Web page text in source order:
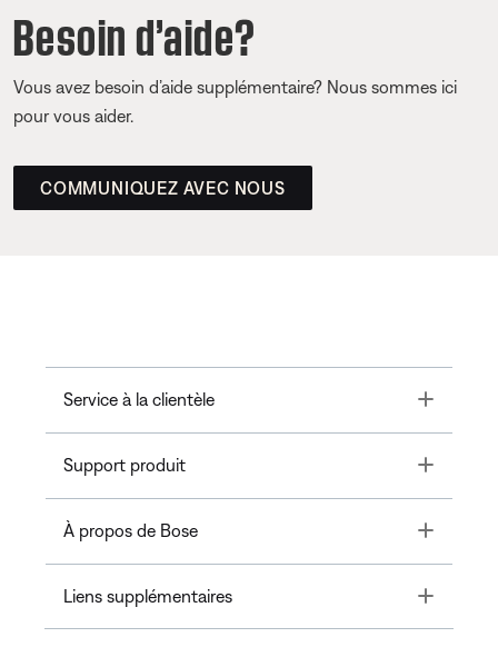
Besoin d’aide?
Vous avez besoin d’aide supplémentaire? Nous sommes ici
pour vous aider.
COMMUNIQUEZ AVEC NOUS
Service à la clientèle Toggle
Support produit Toggle
À propos de Bose Toggle
Liens supplémentaires Toggle